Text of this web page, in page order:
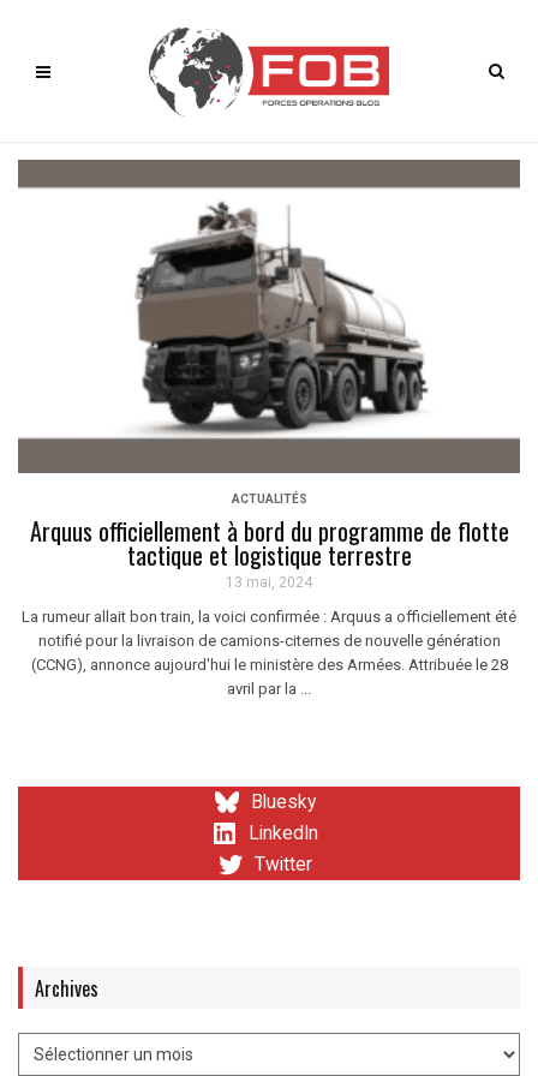
ACTUALITÉS
Arquus officiellement à bord du programme de flotte
tactique et logistique terrestre
13 mai, 2024
La rumeur allait bon train, la voici confirmée : Arquus a officiellement été
notifié pour la livraison de camions-citernes de nouvelle génération
(CCNG), annonce aujourd'hui le ministère des Armées. Attribuée le 28
avril par la ...
Bluesky
LinkedIn
Twitter
Archives